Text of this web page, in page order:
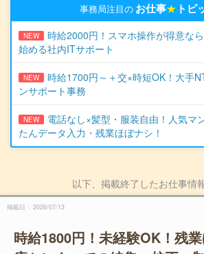
事務局注目の お仕事★ トピ
NEW
時給2000円！スマホ操作が得意な
始める社内ITサポート
NEW
時給1700円～＋交×時短OK！大手
ンサポート事務
NEW
電話なし×髪型・服装自由！人気マ
たんデータ入力・残業ほぼナシ！
以下、掲載終了したお仕事情
掲載日 2026/07/13
時給1800円！未経験OK！残